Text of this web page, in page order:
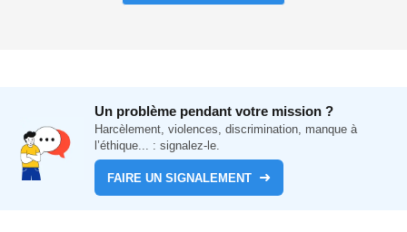
Un problème pendant votre mission ?
Harcèlement, violences, discrimination, manque à
l’éthique... : signalez-le.
FAIRE UN SIGNALEMENT